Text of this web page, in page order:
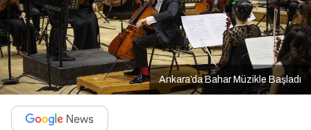
Ankara’da Bahar Müzikle Başladı